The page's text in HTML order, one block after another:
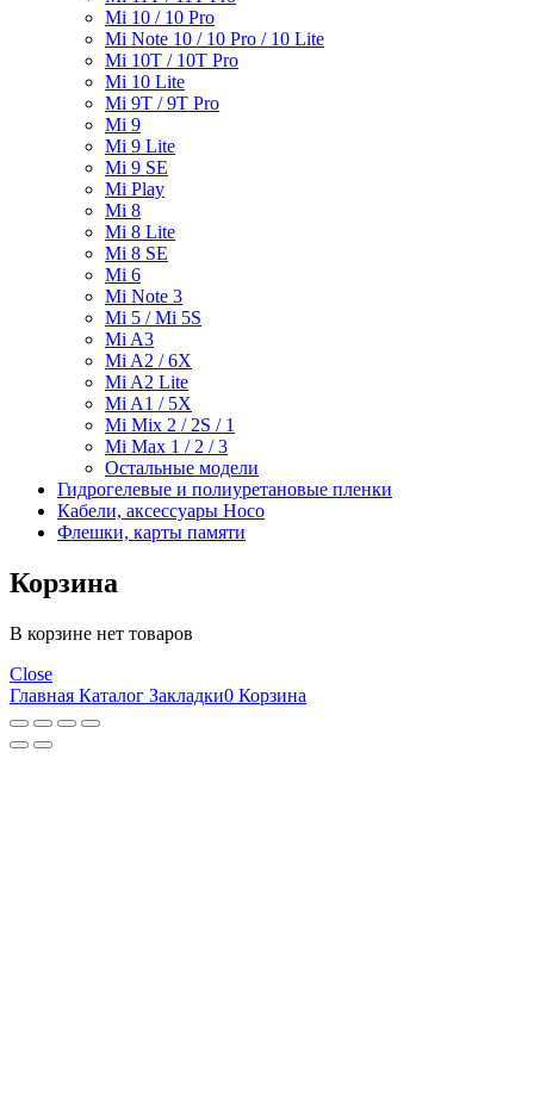
Mi 10 / 10 Pro
Mi Note 10 / 10 Pro / 10 Lite
Mi 10T / 10T Pro
Mi 10 Lite
Mi 9T / 9T Pro
Mi 9
Mi 9 Lite
Mi 9 SE
Mi Play
Mi 8
Mi 8 Lite
Mi 8 SE
Mi 6
Mi Note 3
Mi 5 / Mi 5S
Mi A3
Mi A2 / 6X
Mi A2 Lite
Mi A1 / 5X
Mi Mix 2 / 2S / 1
Mi Max 1 / 2 / 3
Остальные модели
Гидрогелевые и полиуретановые пленки
Кабели, аксессуары Hoco
Флешки, карты памяти
Корзина
В корзине нет товаров
Close
Главная Каталог Закладки0 Корзина